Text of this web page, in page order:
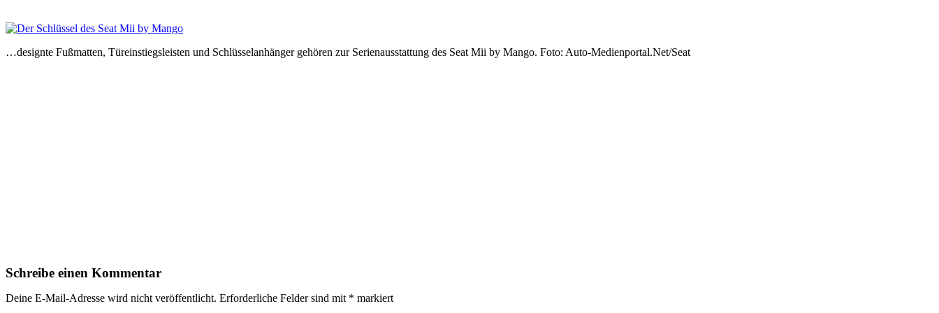
…designte Fußmatten, Türeinstiegsleisten und Schlüsselanhänger gehören zur Serienausstattung des Seat Mii by Mango. Foto: Auto-Medienportal.Net/Seat
Schreibe einen Kommentar
Deine E-Mail-Adresse wird nicht veröffentlicht. Erforderliche Felder sind mit * markiert